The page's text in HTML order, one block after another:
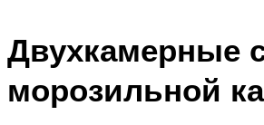
Двухкамерные
морозильной